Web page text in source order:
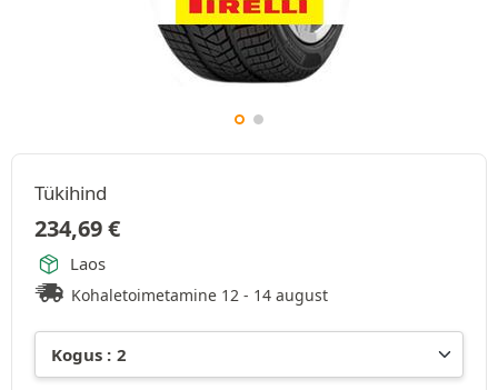
Tükihind
234,69€
Laos
Kohaletoimetamine 12 - 14 august